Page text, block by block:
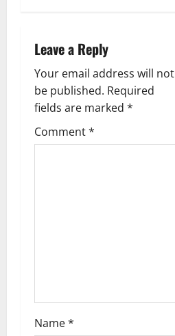
a
t
i
o
Leave a Reply
Your email address will not
be published. Required
fields are marked *
Comment*
Name*